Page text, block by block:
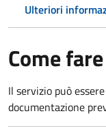
Ulteriori
Come fare
Il servizio può
documentazione